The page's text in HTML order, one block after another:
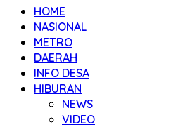
HOME
NASIONAL
METRO
DAERAH
INFO DESA
HIBURAN
NEWS
VIDEO